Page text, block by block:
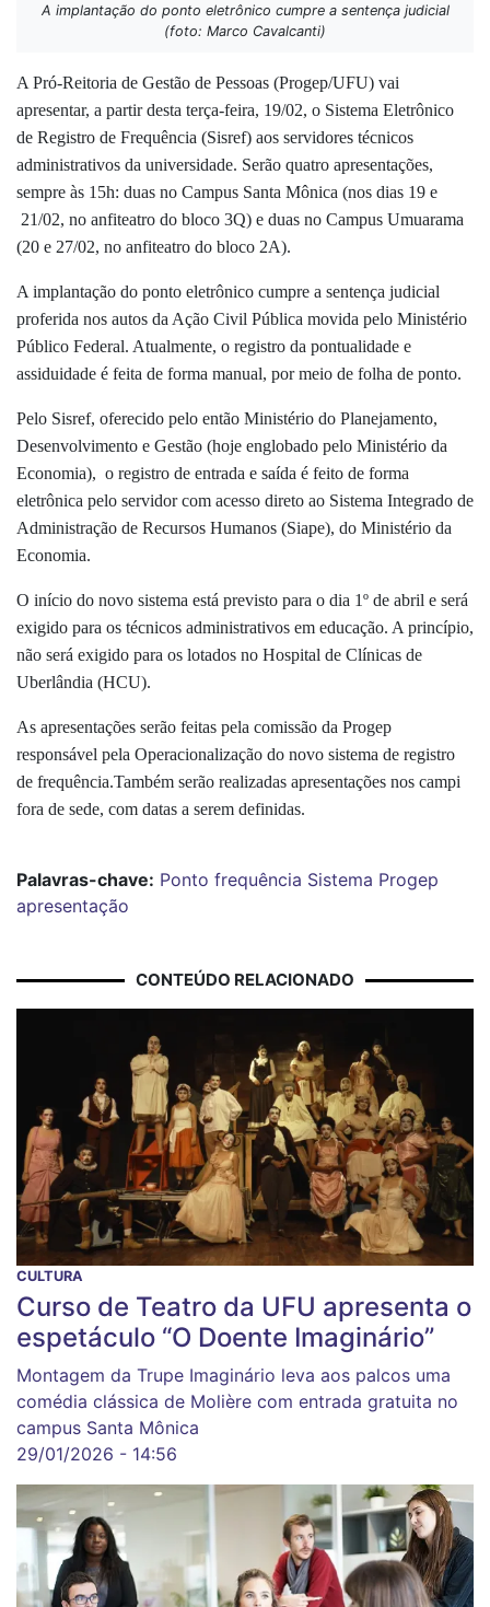
A implantação do ponto eletrônico cumpre a sentença judicial
(foto: Marco Cavalcanti)
A Pró-Reitoria de Gestão de Pessoas (Progep/UFU) vai
apresentar, a partir desta terça-feira, 19/02, o Sistema Eletrônico
de Registro de Frequência (Sisref) aos servidores técnicos
administrativos da universidade. Serão quatro apresentações,
sempre às 15h: duas no Campus Santa Mônica (nos dias 19 e
21/02, no anfiteatro do bloco 3Q) e duas no Campus Umuarama
(20 e 27/02, no anfiteatro do bloco 2A).
A implantação do ponto eletrônico cumpre a sentença judicial
proferida nos autos da Ação Civil Pública movida pelo Ministério
Público Federal. Atualmente, o registro da pontualidade e
assiduidade é feita de forma manual, por meio de folha de ponto.
Pelo Sisref, oferecido pelo então Ministério do Planejamento,
Desenvolvimento e Gestão (hoje englobado pelo Ministério da
Economia), o registro de entrada e saída é feito de forma
eletrônica pelo servidor com acesso direto ao Sistema Integrado de
Administração de Recursos Humanos (Siape), do Ministério da
Economia.
O início do novo sistema está previsto para o dia 1º de abril e será
exigido para os técnicos administrativos em educação. A princípio,
não será exigido para os lotados no Hospital de Clínicas de
Uberlândia (HCU).
As apresentações serão feitas pela comissão da Progep
responsável pela Operacionalização do novo sistema de registro
de frequência.Também serão realizadas apresentações nos campi
fora de sede, com datas a serem definidas.
Palavras-chave: Ponto frequência Sistema Progep
apresentação
CONTEÚDO RELACIONADO
CULTURA
Curso de Teatro da UFU apresenta o
espetáculo “O Doente Imaginário”
Montagem da Trupe Imaginário leva aos palcos uma
comédia clássica de Molière com entrada gratuita no
campus Santa Mônica
29/01/2026 - 14:56